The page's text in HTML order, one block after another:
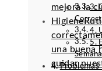
mejora la
Higiene
una buena
cuidar
3.
4.
5.
Problemas